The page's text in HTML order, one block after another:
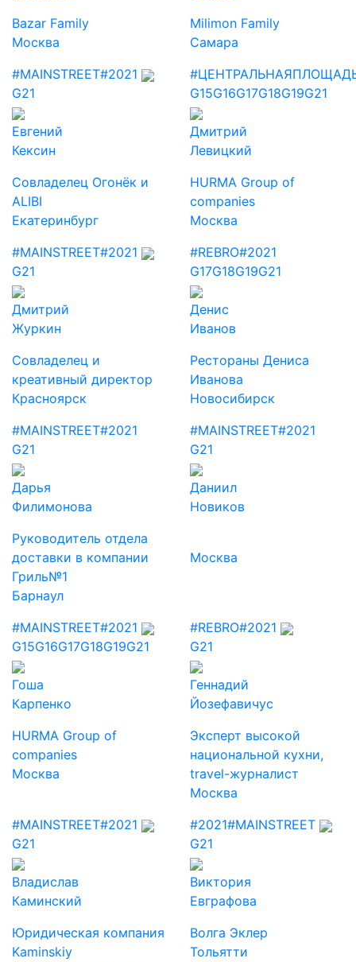
Bazar Family
Москва
Milimon Family
Самара
#MAINSTREET#2021
G21
Евгений
Кексин
Совладелец Огонёк и
ALIBI
Екатеринбург
G15G16G17G18G19G21
Дмитрий
Левицкий
HURMA Group of
companies
Москва
#MAINSTREET#2021
G21
Дмитрий
Журкин
Совладелец и
креативный директор
Красноярск
#REBRO#2021
G17G18G19G21
Денис
Иванов
Рестораны Дениса
Иванова
Новосибирск
#MAINSTREET#2021
G21
Дарья
Филимонова
Руководитель отдела
доставки в компании
Гриль№1
Барнаул
#MAINSTREET#2021
G21
Даниил
Новиков
Москва
#MAINSTREET#2021
G15G16G17G18G19G21
Гоша
Карпенко
HURMA Group of
companies
Москва
#REBRO#2021
G21
Геннадий
Йозефавичус
Эксперт высокой
национальной кухни,
travel-журналист
Москва
#MAINSTREET#2021
G21
Владислав
Каминский
Юридическая компания
Kaminskiy
#2021#MAINSTREET
G21
Виктория
Евграфова
Волга Эклер
Тольятти